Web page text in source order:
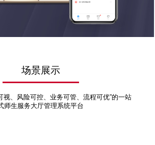
场景展示
视、风险可控、业务可管、流程可优”的一站
师生服务大厅管理系统平台